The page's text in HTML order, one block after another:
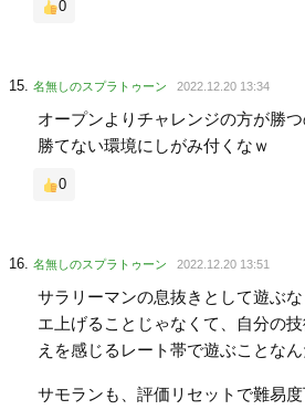
0
名無しのスプラトゥーン 2022.12.20 13:34
オープンよりチャレンジの方が勝
勝てない環境にしがみ付くなｗ
0
名無しのスプラトゥーン 2022.12.20 13:51
サラリーマンの息抜きとして遊ぶ
エ上げることじゃなくて、自分の
えを感じるレート帯で遊ぶことなん
サモランも、評価リセットで難易